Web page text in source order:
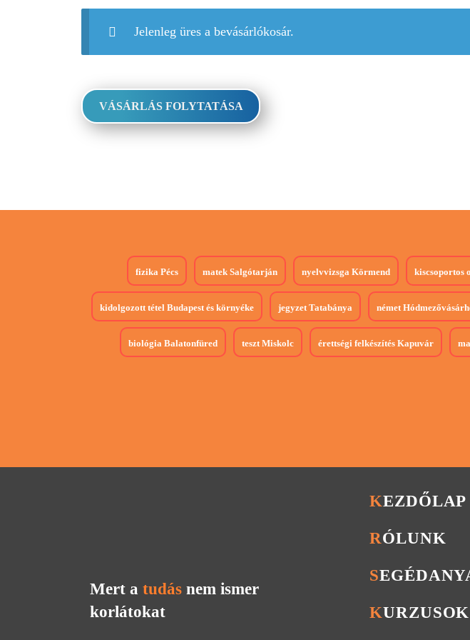
Jelenleg üres a bevásárlókosár.
VÁSÁRLÁS FOLYTATÁSA
fizika Pécs matek Salgótarján nyelvvizsga Körmend kiscsoportos
kidolgozott tételBudapest és környéke jegyzetTatabánya német
biológiaBalatonfüred tesztMiskolc érettségi felkészítésKapuvár
Mert a tudás nem ismer
korlátokat
KEZDŐLAP
RÓLUNK
KURZUSOK